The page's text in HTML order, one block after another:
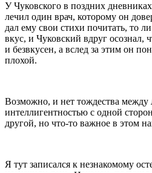
У Чуковского в поздних
лечил один врач, которому он
дал ему свои стихи почитать, то
вкус, и Чуковский вдруг осознал,
и безвкусен, а вслед за этим он
плохой.
Возможно, и нет тождества между
интеллигентностью с одной
другой, но что-то важное в этом
Я тут записался к незнакомому